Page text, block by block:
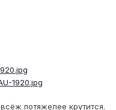
потяжелее крутится.